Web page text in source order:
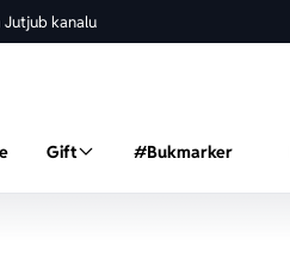
Jutjub kanalu
Gift #Bukmarker